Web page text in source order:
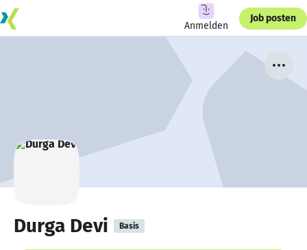
Anmelden
Job posten
Durga Devi Basis